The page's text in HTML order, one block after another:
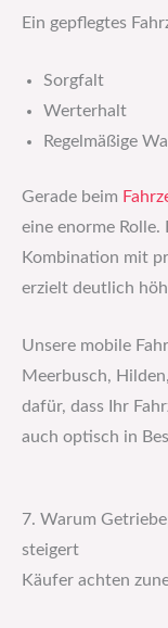
Ein gepflegtes
Sorgfalt
Werterhalt
Regelmäßige
Gerade beim
eine enorme
Kombination mit
erzielt deutlich
Unsere mobile
Meerbusch,
dafür, dass Ihr
auch optisch in
7. Warum
steigert
Käufer achten